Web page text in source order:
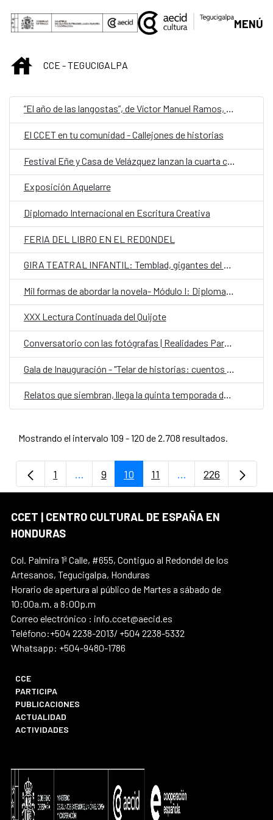
Saltar al contenido principal
MENÚ
INICIOCCE - TEGUCIGALPA
“El año de las langostas”, de Víctor Manuel Ramos, representa a Honduras en la quinta edición de Cuentos en Red
El CCET en tu comunidad - Callejones de historias
Festival Eñe y Casa de Velázquez lanzan la cuarta convocatoria de Residencia de Creación Literaria
Exposición Aquelarre
Diplomado Internacional en Escritura Creativa
FERIA DEL LIBRO EN EL REDONDEL
GIRA TEATRAL INFANTIL: Temblad, gigantes del mundo
Mil formas de abordar la novela- Módulo I: Diplomado Internacional en Escritura Creativa
XXX Lectura Continuada del Quijote
Conversatorio con las fotógrafas | Realidades Paralelas: Miradas desde el ocultamiento
Relatos que siembran, llega la quinta temporada de Cuentos en Red
Mostrando el intervalo 109 - 120 de 2.708 resultados.
Página
1 ...Páginas intermedias Use TAB para
Página
9 Página
10 Página
11 ...PáginasPágina
226
CCET | CENTRO CULTURAL DE ESPAÑA EN
HONDURAS
Col. Palmira 1ª Calle, #655, Contiguo al Redondel de los
Artesanos, Tegucigalpa, Honduras
Horario de apertura al público de Martes a sábado de
10:00a.m. a 8:00p.m
Correo electrónico : info.ccet@aecid.es
Teléfono:+504 2238-2013/ +504 2238-5332
Whatsapp: +504-9480-1786
CCE
PARTICIPA
PUBLICACIONES
ACTUALIDAD
ACTIVIDADES